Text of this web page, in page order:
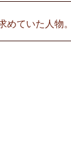
めていた人物